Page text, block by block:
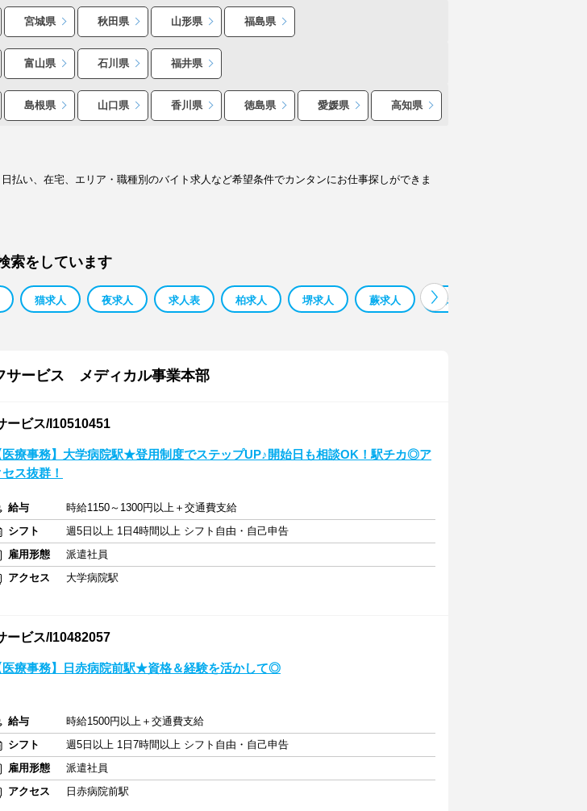
宮城県 秋田県 山形県 福島県
富山県 石川県 福井県
島根県 山口県 香川県 徳島県 愛媛県 高知県
い、在宅、エリア・職種別のバイト求人など希望条件でカンタンにお仕事探しができま
索をしています
猫求人 夜求人 求人表 柏求人 堺求人 蕨求人 鳳求人
サービス メディカル事業本部
ービス/I10510451
医療事務】大学病院駅★登用制度でステップUP♪開始日も相談OK！駅チカ◎ア
セス抜群！
給与
時給1150～1300円以上＋交通費支給
シフト
週5日以上 1日4時間以上 シフト自由・自己申告
雇用形態
派遣社員
アクセス
大学病院駅
ービス/I10482057
医療事務】日赤病院前駅★資格＆経験を活かして◎
給与
時給1500円以上＋交通費支給
シフト
週5日以上 1日7時間以上 シフト自由・自己申告
雇用形態
派遣社員
アクセス
日赤病院前駅